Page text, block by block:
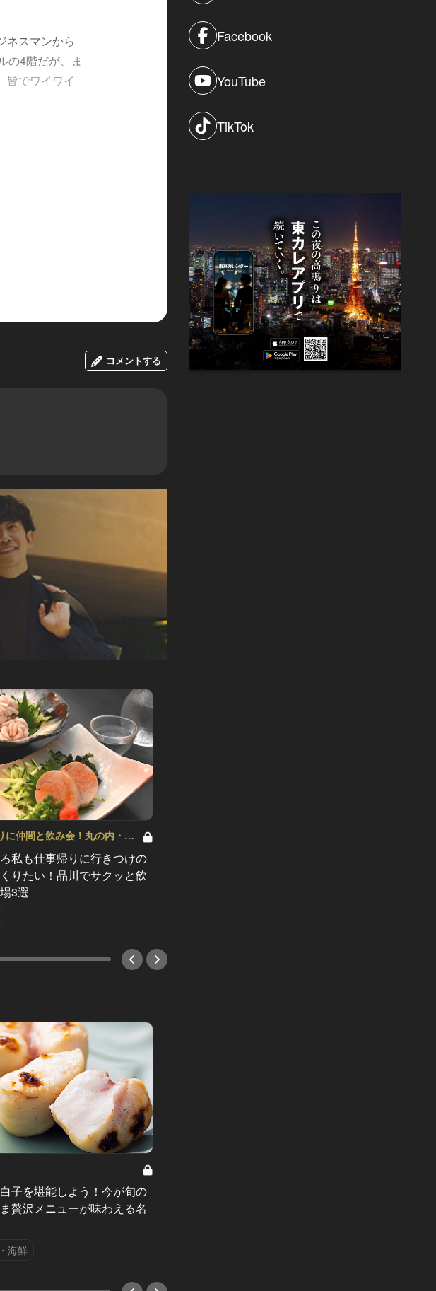
ネスマンから
の4階だが、ま
皆でワイワイ
コメントする
に仲間と飲み会！丸の内・品
の人気店 Vol.4
私も仕事帰りに行きつけの
りたい！品川でサクッと飲
3選
子を堪能しよう！今が旬の
贅沢メニューが味わえる名
海鮮
Facebook
YouTube
TikTok